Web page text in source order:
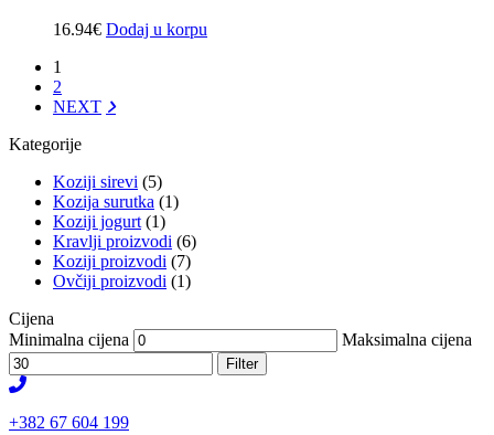
16.94€ Dodaj u korpu
1
2
NEXT
Kategorije
Koziji sirevi (5)
Kozija surutka (1)
Koziji jogurt (1)
Kravlji proizvodi (6)
Koziji proizvodi (7)
Ovčiji proizvodi (1)
Cijena
Minimalna cijena
Maksimalna cijena
Filter
+382 67 604 199